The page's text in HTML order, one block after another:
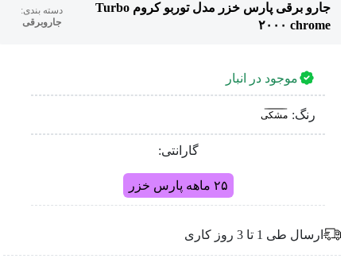
جارو برقی پارس خزر مدل توربو کروم Turbo
۲۰۰۰ chrome
دسته بندی:
جاروبرقی
موجود در انبار
رنگ: مشکی
گارانتی:
ارسال طی 1 تا 3 روز کاری